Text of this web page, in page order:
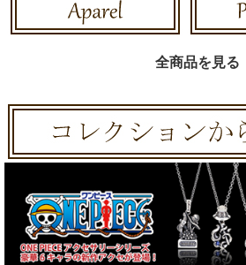
全商品を見る